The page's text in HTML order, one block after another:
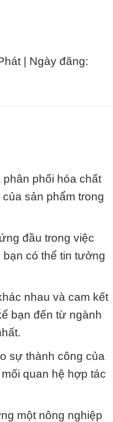
| Ngày đăng:
phối hóa chất
sản phẩm trong
đầu trong việc
có thể tin tưởng
nhau và cam kết
bạn đến từ ngành
sự thành công của
quan hệ hợp tác
một nông nghiệp